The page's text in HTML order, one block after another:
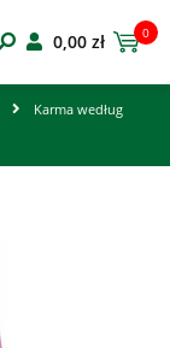
0,00 zł 0
Karma według